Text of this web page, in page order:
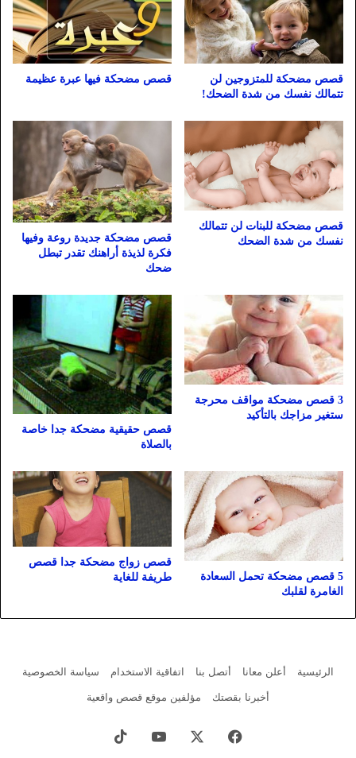
قصص مضحكة للمتزوجين لن
تتمالك نفسك من شدة الضحك!
قصص مضحكة فيها عبرة عظيمة
قصص مضحكة للبنات لن تتمالك
نفسك من شدة الضحك
قصص مضحكة جديدة روعة وفيها
فكرة لذيذة أراهنك تقدر تبطل
ضحك
3 قصص مضحكة مواقف محرجة
ستغير مزاجك بالتأكيد
قصص حقيقية مضحكة جدا خاصة
بالصلاة
5 قصص مضحكة تحمل السعادة
الغامرة لقلبك
قصص زواج مضحكة جدا قصص
طريفة للغاية
الرئيسية أعلن معانا أتصل بنا اتفاقية الاستخدام
سياسة الخصوصية
أخبرنا بقصتك
مؤلفين موقع قصص واقعية
فيسبوك يوتيوب